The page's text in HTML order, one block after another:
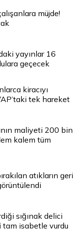
müjde!
yayınlar 16
geçecek
kiracıyı
tek hareket
maliyeti 200 bin
kalem tüm
atıkların geri
sığınak delici
isabetle vurdu